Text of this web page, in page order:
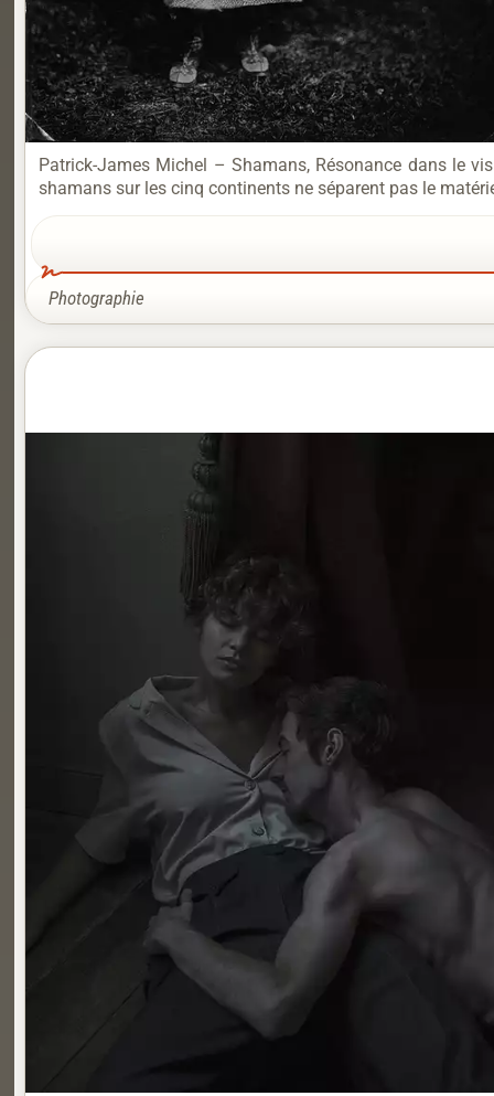
Patrick-James Michel – Shamans, Résonance dans le
shamans sur les cinq continents ne séparent pas le
Photographie